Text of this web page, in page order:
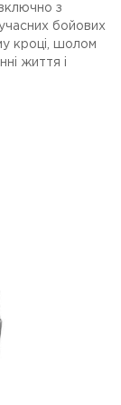
з
бойових
кроці, шолом
життя і